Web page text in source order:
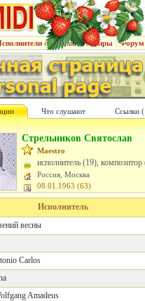
& группы | Жанры | Форум
Что слушают Cсылки
Стрельников Святослав
Maestro
исполнитель (19),
Россия, Москва
08.01.1963 (63)
Исполнитель
весны
Carlos
Amadeus